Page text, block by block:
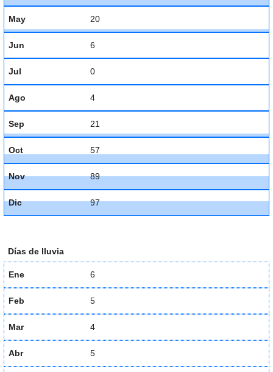
May 20
Jun 6
Jul 0
Ago 4
Sep 21
Oct 57
Nov 89
Dic 97
Días de lluvia
Ene 6
Feb 5
Mar 4
Abr 5